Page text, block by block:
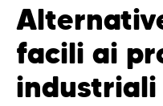
facili ai
industriali